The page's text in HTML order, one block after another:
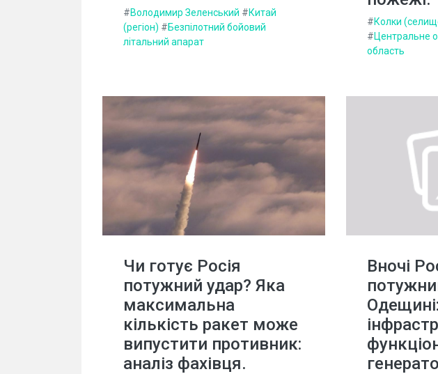
#Володимир Зеленський #Китай
(регіон) #Безпілотний бойовий
літальний апарат
#Колки
#Центральне
область
Чи готує Росія
потужний удар? Яка
максимальна
кількість ракет може
випустити противник:
аналіз фахівця.
Вночі